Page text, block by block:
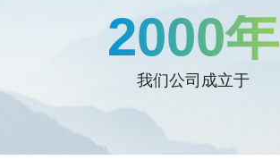
2000年
我们公司成立于